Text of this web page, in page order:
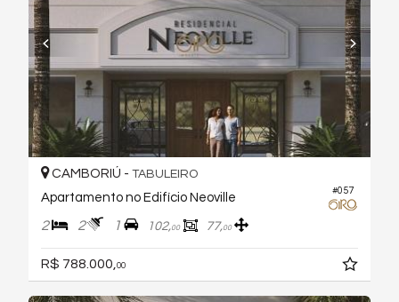
#057
CAMBORIÚ - TABULEIRO
Apartamento no Edifício Neoville
2 2 1 102,00 77,00
R$ 788.000, 00